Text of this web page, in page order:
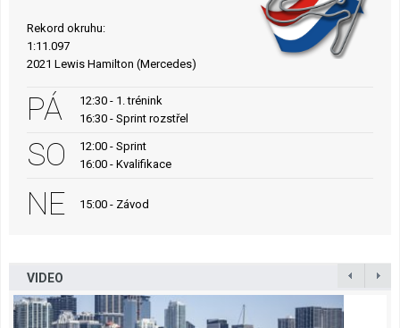
Rekord okruhu:
1:11.097
2021 Lewis Hamilton (Mercedes)
PÁ
12:30 - 1. trénink
16:30 - Sprint rozstřel
SO
12:00 - Sprint
16:00 - Kvalifikace
NE 15:00 - Závod
VIDEO